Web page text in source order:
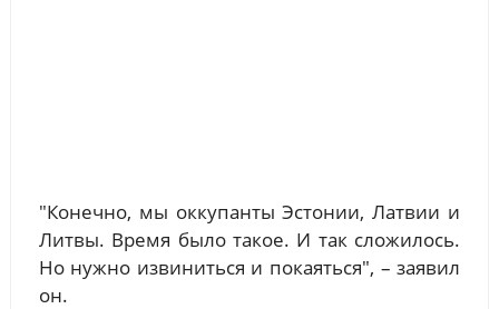
"Конечно, мы оккупанты Эстонии, Латвии и
Литвы. Время было такое. И так сложилось.
Но нужно извиниться и покаяться", – заявил
он.